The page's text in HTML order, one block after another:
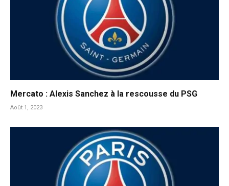
Mercato : Alexis Sanchez à la rescousse du PSG
Août 1, 2023